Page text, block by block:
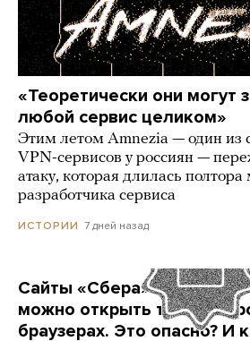
«Теоретически они могут
любой сервис целиком»
Этим летом Amnezia — один из
VPN-сервисов у россиян —
атаку, которая длилась
разработчика сервиса
ИСТОРИИ 7 дней назад
Сайты «Сбера» и других
можно открыть только в
браузерах. Это опасно? И